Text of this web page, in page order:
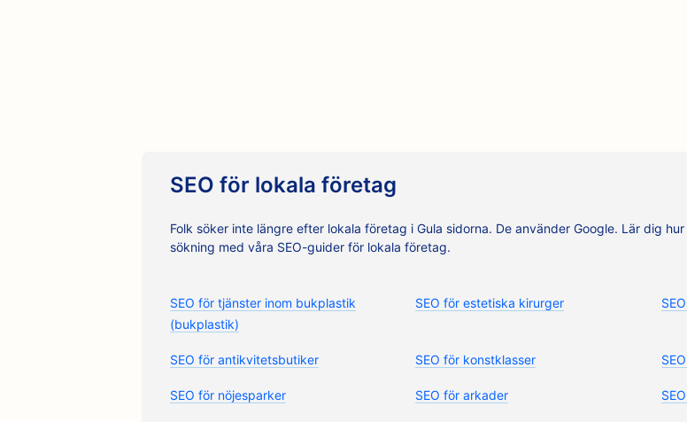
SEO för lokala företag
Folk söker inte längre efter lokala företag i Gula sidorna. De använder Google. Lär dig
sökning med våra SEO-guider för lokala företag.
SEO för tjänster inom bukplastik
(bukplastik)
SEO för estetiska kirurger
SEO för antikvitetsbutiker SEO för konstklasser
SEO för nöjesparker SEO för arkader